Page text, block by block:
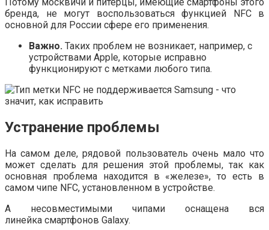
бренда, не могут воспользоваться функцией NFC в
основной для России сфере его применения.
Важно. Таких проблем не возникает, например, с
устройствами Apple, которые исправно
функционируют с метками любого типа.
Устранение проблемы
На самом деле, рядовой пользователь очень мало что
может сделать для решения этой проблемы, так как
основная проблема находится в «железе», то есть в
самом чипе NFC, установленном в устройстве.
А несовместимыми чипами оснащена вся
линейка смартфонов Galaxy.